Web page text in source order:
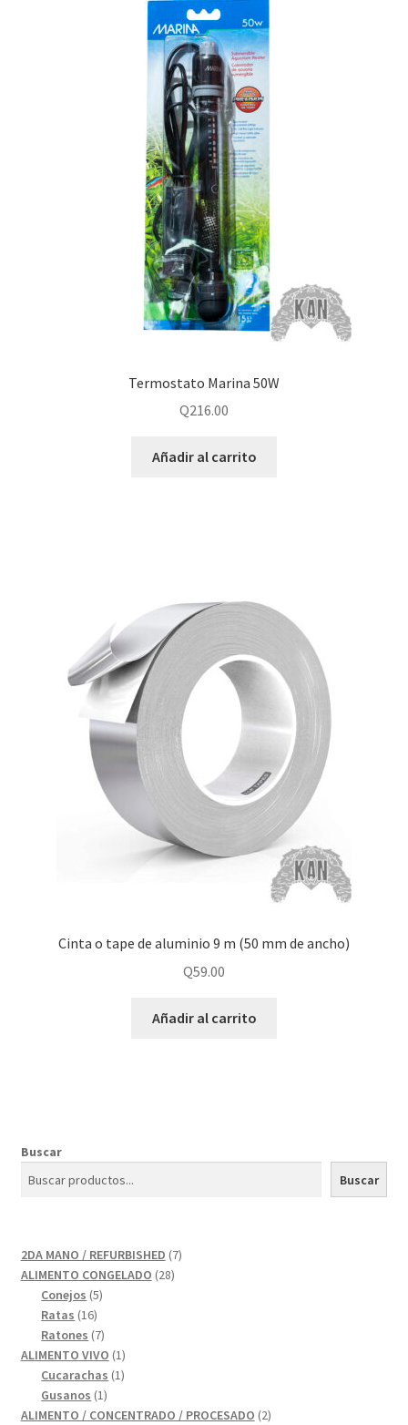
Termostato Marina 50W
Q216.00
Añadir al carrito
Cinta o tape de aluminio 9 m (50 mm de ancho)
Q59.00
Añadir al carrito
Buscar
Buscar
2DA MANO / REFURBISHED 77
ALIMENTO CONGELADO 2828
Conejos 55
Ratas 1616
productos
Ratones 77
productos
ALIMENTO VIVO 11
producto
Cucarachas 11
Gusanos 11
producto
ALIMENTO / CONCENTRADO / PROCESADO 22